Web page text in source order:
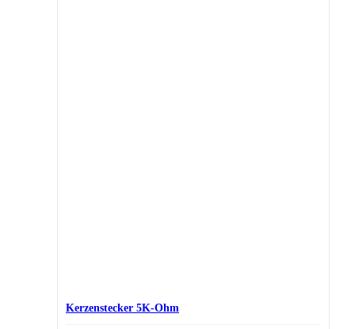
Kerzenstecker 5K-Ohm